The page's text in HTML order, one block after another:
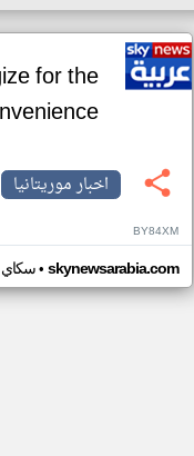
for the
اخبار موريتانيا
BY84XM
سكاي• skynewsarabia.com